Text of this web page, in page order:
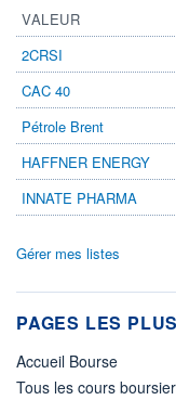
VALEUR
2CRSI
CAC 40
Pétrole Brent
HAFFNER ENERGY
INNATE PHARMA
Gérer mes listes
PAGES LES
Accueil Bourse
Tous les cours